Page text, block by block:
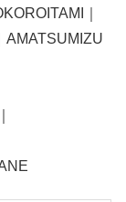
｜
AMATSUMIZU